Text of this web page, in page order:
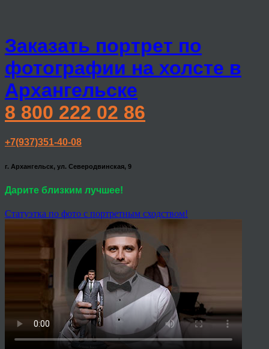
Заказать портрет по
фотографии на холсте в
Архангельске
8 800 222 02 86
+7(937)351-40-08
г. Архангельск, ул. Северодвинская, 9
Дарите близким лучшее!
Статуэтка по фото с портретным сходством!